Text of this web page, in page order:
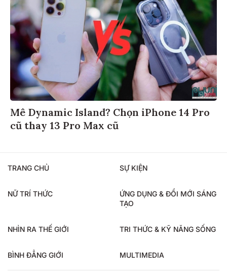
Mê Dynamic Island? Chọn iPhone 14 Pro
cũ thay 13 Pro Max cũ
TRANG CHỦ SỰ KIỆN
NỮ TRÍ THỨC
ỨNG DỤNG & ĐỔI MỚI SÁNG
TẠO
NHÌN RA THẾ GIỚI TRI THỨC & KỸ NĂNG SỐNG
BÌNH ĐẲNG GIỚI MULTIMEDIA